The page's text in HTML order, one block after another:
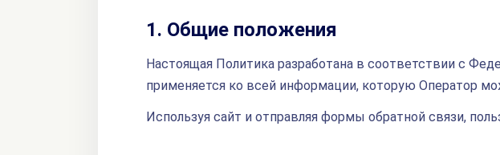
1. Общие положения
Настоящая Политика разработана в соответствии с
применяется ко всей информации, которую Оператор
Используя сайт и отправляя формы обратной связи,